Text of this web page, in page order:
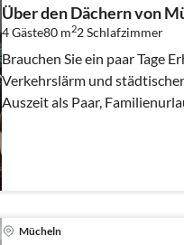
Über den Dächern von
4 Gäste80 m22Schlafzimmer
Brauchen Sie ein paar Tage
Verkehrslärm und
Auszeit als Paar,
Mücheln